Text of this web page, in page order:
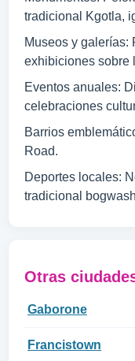
tradicional Kgotla,
Museos y galerías:
exhibiciones sobre
Eventos anuales:
celebraciones
Barrios
Road.
Deportes locales:
tradicional
Otras
Gaborone
Francistown